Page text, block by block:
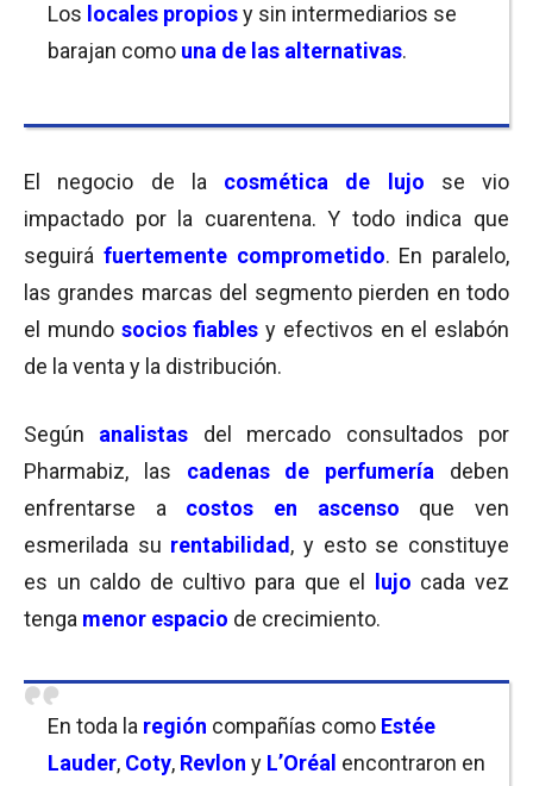
Los locales propiosy sin intermediarios se
barajan como una de las alternativas.
El negocio de la cosmética de lujo
se vio
impactado por la cuarentena. Y todo indica que
seguirá fuertemente comprometido. En paralelo,
las grandes marcas del segmento pierden en todo
el mundo socios fiables y efectivos en el eslabón
de la venta y la distribución.
Según analistas del mercado consultados por
Pharmabiz, las cadenas de perfumería deben
enfrentarse a costos en ascenso que ven
esmerilada su rentabilidad , y esto se constituye
es un caldo de cultivo para que el
lujo cada vez
tenga menor espacio de crecimiento.
En toda la región compañías como Estée
Lauder, Coty, Revlon y L’Oréal encontraron en